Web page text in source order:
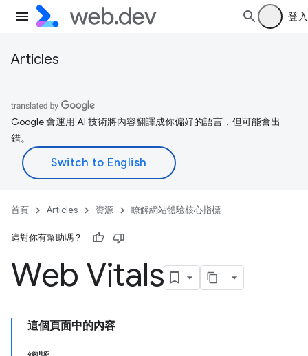
登入
Articles
Google 會運用 AI 技術將內容翻譯成你偏好的語言，但可能會出
錯。
首頁 Articles 資源 瞭解網站體驗核心指標
這對你有幫助嗎？
Web Vitals
這個頁面中的內容